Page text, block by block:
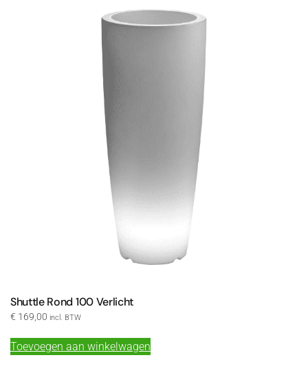
Shuttle Rond 100 Verlicht
€ 169,00 incl. BTW
Toevoegen aan winkelwagen